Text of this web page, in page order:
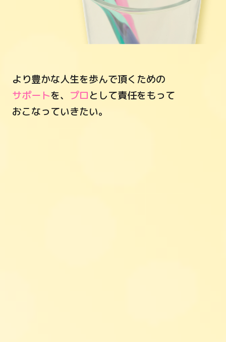
より豊かな人生を歩んで頂くための
サポートを、 プロとして責任をもって
おこなっていきたい。